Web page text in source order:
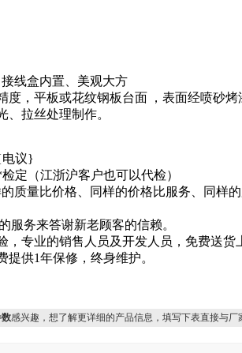
接线盒内置、美观大方
度 ， 平板或花纹钢板台面 ， 表面经喷砂烤
、拉丝处理制作。
电议}
定（江浙沪客户也可以代检）
质量比价格、同样的价格比服务、同样
服务来答谢新老顾客的信赖。
，专业的销售人员及开发人员，免费送货
提供1年保修，终身维护。
感兴趣，想了解更详细的产品信息，填写下表直接与厂